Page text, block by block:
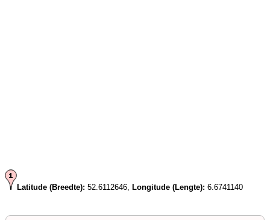
Latitude (Breedte): 52.6112646, Longitude (Lengte): 6.6741140